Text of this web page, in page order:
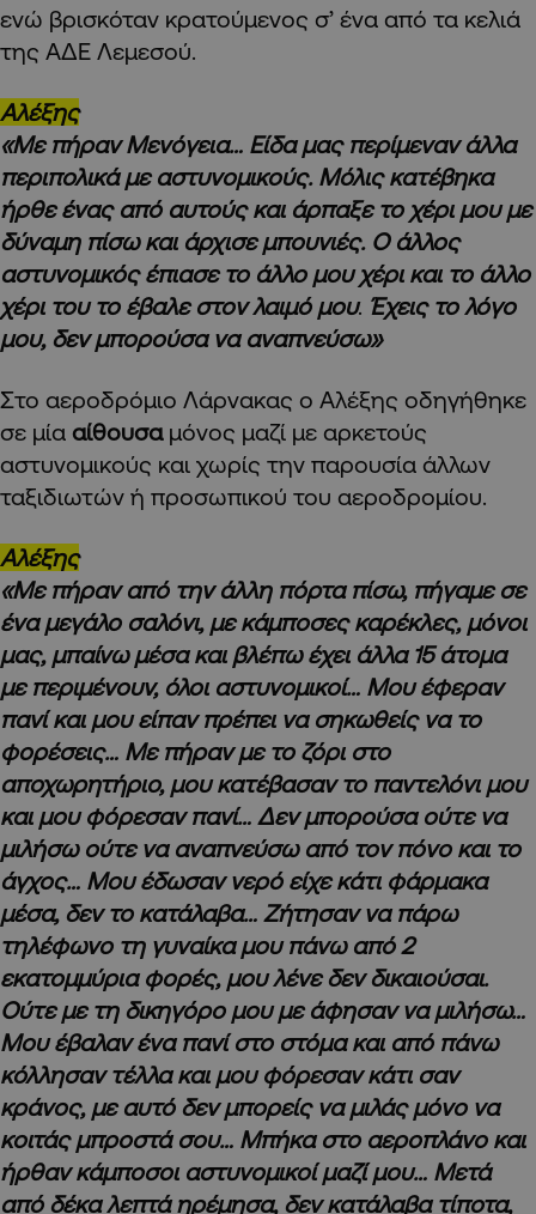
ενώ βρισκόταν κρατούμενος σ’ ένα από τα κελιά
της ΑΔΕ Λεμεσού.
Αλέξης
«Με πήραν Μενόγεια… Είδα μας περίμεναν άλλα
περιπολικά με αστυνομικούς. Μόλις κατέβηκα
ήρθε ένας από αυτούς και άρπαξε το χέρι μου με
δύναμη πίσω και άρχισε μπουνιές. Ο άλλος
αστυνομικός έπιασε το άλλο μου χέρι και το άλλο
χέρι του το έβαλε στον λαιμό μου. Έχεις το λόγο
μου, δεν μπορούσα να αναπνεύσω»
Στο αεροδρόμιο Λάρνακας ο Αλέξης οδηγήθηκε
σε μία αίθουσα μόνος μαζί με αρκετούς
αστυνομικούς και χωρίς την παρουσία άλλων
ταξιδιωτών ή προσωπικού του αεροδρομίου.
Αλέξης
«Με πήραν από την άλλη πόρτα πίσω, πήγαμε σε
ένα μεγάλο σαλόνι, με κάμποσες καρέκλες, μόνοι
μας, μπαίνω μέσα και βλέπω έχει άλλα 15 άτομα
με περιμένουν, όλοι αστυνομικοί… Μου έφεραν
πανί και μου είπαν πρέπει να σηκωθείς να το
φορέσεις… Με πήραν με το ζόρι στο
αποχωρητήριο, μου κατέβασαν το παντελόνι μου
και μου φόρεσαν πανί… Δεν μπορούσα ούτε να
μιλήσω ούτε να αναπνεύσω από τον πόνο και το
άγχος… Μου έδωσαν νερό είχε κάτι φάρμακα
μέσα, δεν το κατάλαβα… Ζήτησαν να πάρω
τηλέφωνο τη γυναίκα μου πάνω από 2
εκατομμύρια φορές, μου λένε δεν δικαιούσαι.
Ούτε με τη δικηγόρο μου με άφησαν να μιλήσω…
Μου έβαλαν ένα πανί στο στόμα και από πάνω
κόλλησαν τέλλα και μου φόρεσαν κάτι σαν
κράνος, με αυτό δεν μπορείς να μιλάς μόνο να
κοιτάς μπροστά σου… Μπήκα στο αεροπλάνο και
ήρθαν κάμποσοι αστυνομικοί μαζί μου… Μετά
από δέκα λεπτά ηρέμησα, δεν κατάλαβα τίποτα,